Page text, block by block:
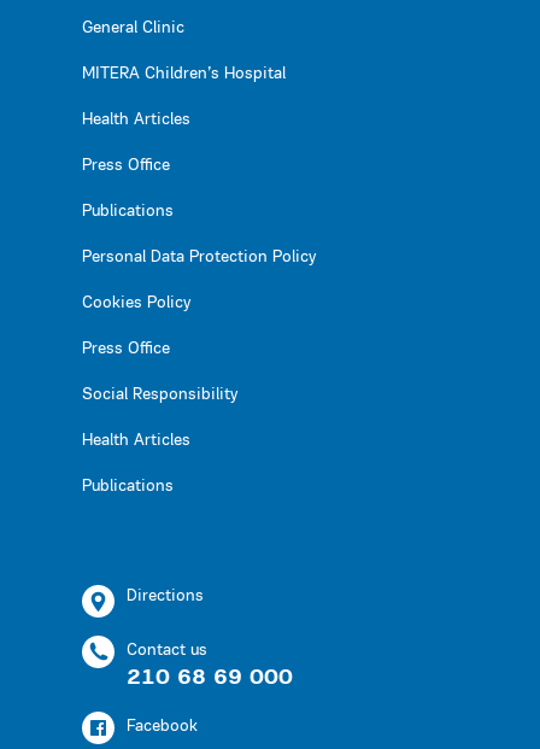
General Clinic
MITERA Children’s Hospital
Health Articles
Press Office
Publications
Personal Data Protection Policy
Cookies Policy
Press Office
Social Responsibility
Health Articles
Publications
Directions
Contact us
210 68 69 000
Facebook